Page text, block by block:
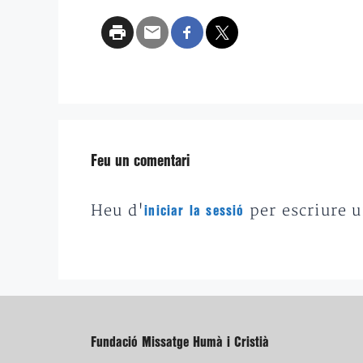
Feu un comentari
Heu d'iniciar la sessió per escriure
Fundació Missatge Humà i Cristià